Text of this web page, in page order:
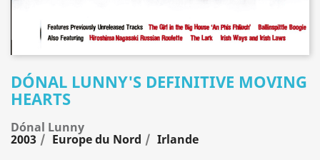
DÓNAL LUNNY'S DEFINITIVE MOVING
HEARTS
Dónal Lunny
2003 Europe du Nord Irlande